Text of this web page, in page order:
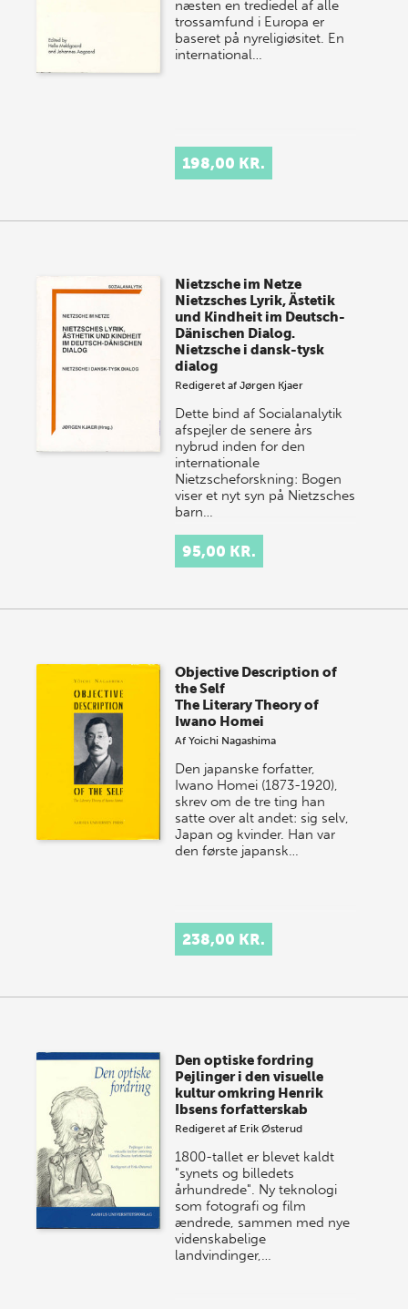
næsten en trediedel af alle
trossamfund i Europa er
baseret på nyreligiøsitet. En
international…
198,00 KR.
Nietzsche im Netze
Nietzsches Lyrik, Ästetik
und Kindheit im Deutsch-
Dänischen Dialog.
Nietzsche i dansk-tysk
dialog
Redigeret afJørgen Kjaer
Dette bind af Socialanalytik
afspejler de senere års
nybrud inden for den
internationale
Nietzscheforskning: Bogen
viser et nyt syn på Nietzsches
barn…
95,00 KR.
Objective Description of
the Self
The Literary Theory of
Iwano Homei
AfYoichi Nagashima
Den japanske forfatter,
Iwano Homei (1873-1920),
skrev om de tre ting han
satte over alt andet: sig selv,
Japan og kvinder. Han var
den første japansk…
238,00 KR.
Den optiske fordring
Pejlinger i den visuelle
kultur omkring Henrik
Ibsens forfatterskab
Redigeret af Erik Østerud
1800-tallet er blevet kaldt
"synets og billedets
århundrede". Ny teknologi
som fotografi og film
ændrede, sammen med nye
videnskabelige
landvindinger,…